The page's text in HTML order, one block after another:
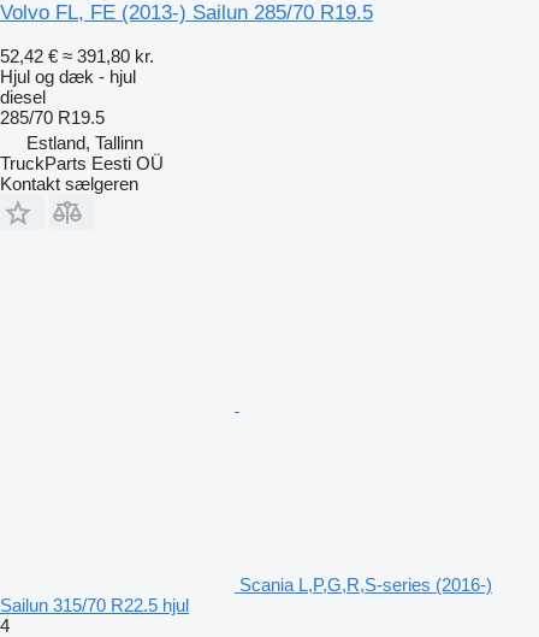
Volvo FL, FE (2013-) Sailun 285/70 R19.5
52,42 € ≈ 391,80 kr.
Hjul og dæk - hjul
diesel
285/70 R19.5
Estland, Tallinn
TruckParts Eesti OÜ
Kontakt sælgeren
Scania L,P,G,R,S-series (2016-)
Sailun 315/70 R22.5 hjul
4